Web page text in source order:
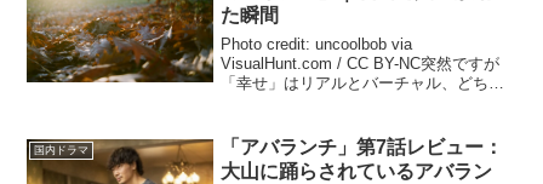
た瞬間
Photo credit: uncoolbob via
VisualHunt.com / CC BY-NC突然ですが
「幸せ」はリアルとバーチャル、どちら
せを感じられる方...
国内ドラマ
「アバランチ」第7話レビュー：
大山に踊らされているアバラン